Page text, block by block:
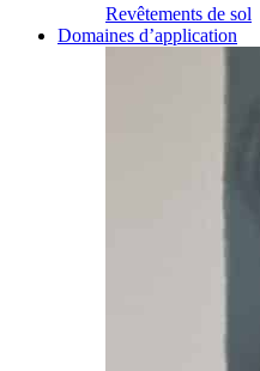
Revêtements de sol
Domaines d’application